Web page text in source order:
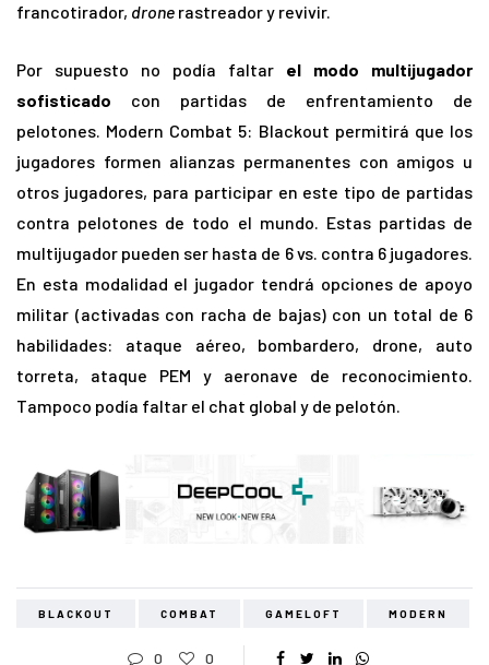
francotirador, drone rastreador y revivir.
Por supuesto no podía faltar el modo multijugador
sofisticado con partidas de enfrentamiento de
pelotones. Modern Combat 5: Blackout permitirá que los
jugadores formen alianzas permanentes con amigos u
otros jugadores, para participar en este tipo de partidas
contra pelotones de todo el mundo. Estas partidas de
multijugador pueden ser hasta de 6 vs. contra 6 jugadores.
En esta modalidad el jugador tendrá opciones de apoyo
militar (activadas con racha de bajas) con un total de 6
habilidades: ataque aéreo, bombardero, drone, auto
torreta, ataque PEM y aeronave de reconocimiento.
Tampoco podía faltar el chat global y de pelotón.
BLACKOUT COMBAT GAMELOFT MODERN
0 0